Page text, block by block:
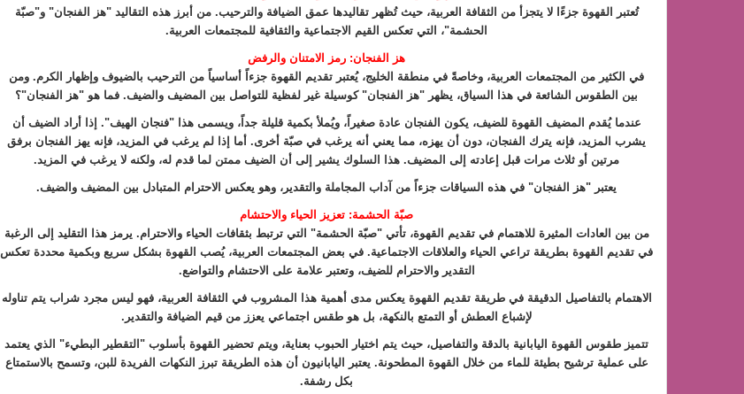
تُعتبر القهوة جزءًا لا يتجزأ من الثقافة العربية، حيث تُظهر تقاليدها عمق الضيافة والترحيب. من أبرز هذه التقاليد "هز الفنجان" و"صبّة
الحشمة"، التي تعكس القيم الاجتماعية والثقافية للمجتمعات العربية.
هز الفنجان: رمز الامتنان والرفض
في الكثير من المجتمعات العربية، وخاصةً في منطقة الخليج، يُعتبر تقديم القهوة جزءاً أساسياً من الترحيب بالضيوف وإظهار الكرم. ومن
بين الطقوس الشائعة في هذا السياق، يظهر "هز الفنجان" كوسيلة غير لفظية للتواصل بين المضيف والضيف. فما هو "هز الفنجان"؟
عندما يُقدم المضيف القهوة للضيف، يكون الفنجان عادة صغيراً، ويُملأ بكمية قليلة جداً، ويسمى هذا "فنجان الهيف". إذا أراد الضيف أن
يشرب المزيد، فإنه يترك الفنجان، دون أن يهزه، مما يعني أنه يرغب في صبّة أخرى. أما إذا لم يرغب في المزيد، فإنه يهز الفنجان برفق
مرتين أو ثلاث مرات قبل إعادته إلى المضيف. هذا السلوك يشير إلى أن الضيف ممتن لما قدم له، ولكنه لا يرغب في المزيد.
يعتبر "هز الفنجان" في هذه السياقات جزءاً من آداب المجاملة والتقدير، وهو يعكس الاحترام المتبادل بين المضيف والضيف.
صبّة الحشمة: تعزيز الحياء والاحتشام
من بين العادات المثيرة للاهتمام في تقديم القهوة، تأتي "صبّة الحشمة" التي ترتبط بثقافات الحياء والاحترام. يرمز هذا التقليد إلى الرغبة
في تقديم القهوة بطريقة تراعي الحياء والعلاقات الاجتماعية. في بعض المجتمعات العربية، يُصب القهوة بشكل سريع وبكمية محددة تعكس
التقدير والاحترام للضيف، وتعتبر علامة على الاحتشام والتواضع.
الاهتمام بالتفاصيل الدقيقة في طريقة تقديم القهوة يعكس مدى أهمية هذا المشروب في الثقافة العربية، فهو ليس مجرد شراب يتم تناوله
لإشباع العطش أو التمتع بالنكهة، بل هو طقس اجتماعي يعزز من قيم الضيافة والتقدير.
تتميز طقوس القهوة اليابانية بالدقة والتفاصيل، حيث يتم اختيار الحبوب بعناية، ويتم تحضير القهوة بأسلوب "التقطير البطيء" الذي يعتمد
على عملية ترشيح بطيئة للماء من خلال القهوة المطحونة. يعتبر اليابانيون أن هذه الطريقة تبرز النكهات الفريدة للبن، وتسمح بالاستمتاع
بكل رشفة.